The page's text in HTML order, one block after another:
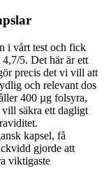
i vårt test och fick
5. Det här är ett
precis det vi vill att
och relevant dos
400 µg folsyra,
säkra ett dagligt
kapsel, få
gjorde att
viktigaste